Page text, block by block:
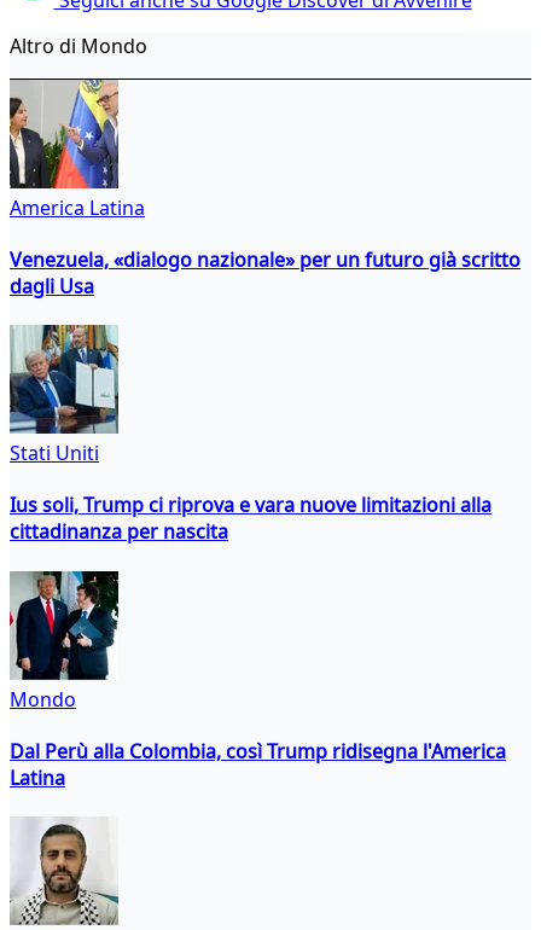
Altro di Mondo
America Latina
Venezuela, «dialogo nazionale» per un futuro già scritto
dagli Usa
Stati Uniti
Ius soli, Trump ci riprova e vara nuove limitazioni alla
cittadinanza per nascita
Mondo
Dal Perù alla Colombia, così Trump ridisegna l'America
Latina